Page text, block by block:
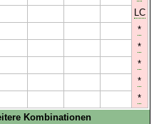
LC
*
*
*
*
*
Kombinationen